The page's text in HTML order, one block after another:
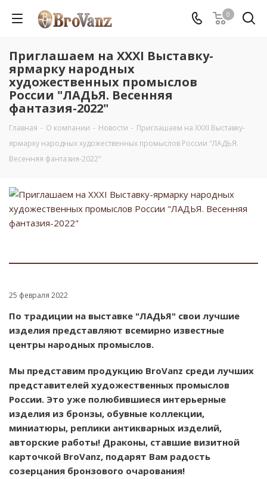
0
Приглашаем на XXХI Выставку-
ярмарку народных
художественных промыслов
России "ЛАДЬЯ. Весенняя
фантазия-2022"
Главная - О компании - Новости - Приглашаем на XXХI Выставку-
ярмарку народных художественных промыслов России "ЛАДЬЯ.
Весенняя фантазия-2022"
25 февраля 2022
По традиции на выставке "ЛАДЬЯ" свои лучшие
изделия представляют всемирно известные
центры народных промыслов.
Мы представим продукцию BroVanz среди лучших
представителей художественных промыслов
России. Это уже полюбившиеся интерьерные
изделия из бронзы, обувные коллекции,
миниатюры, реплики антикварных изделий,
авторские работы! Драконы, ставшие визитной
карточкой BroVanz, подарят Вам радость
созерцания бронзового очарования!